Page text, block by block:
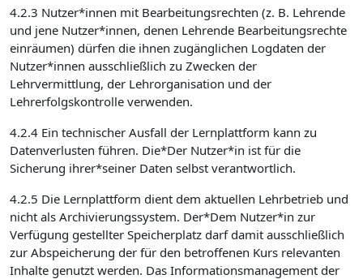
4.2.3 Nutzer*innen mit Bearbeitungsrechten (z. B. Lehrende
und jene Nutzer*innen, denen Lehrende Bearbeitungsrechte
einräumen) dürfen die ihnen zugänglichen Logdaten der
Nutzer*innen ausschließlich zu Zwecken der
Lehrvermittlung, der Lehrorganisation und der
Lehrerfolgskontrolle verwenden.
4.2.4 Ein technischer Ausfall der Lernplattform kann zu
Datenverlusten führen. Die*Der Nutzer*in ist für die
Sicherung ihrer*seiner Daten selbst verantwortlich.
4.2.5 Die Lernplattform dient dem aktuellen Lehrbetrieb und
nicht als Archivierungssystem. Der*Dem Nutzer*in zur
Verfügung gestellter Speicherplatz darf damit ausschließlich
zur Abspeicherung der für den betroffenen Kurs relevanten
Inhalte genutzt werden. Das Informationsmanagement der